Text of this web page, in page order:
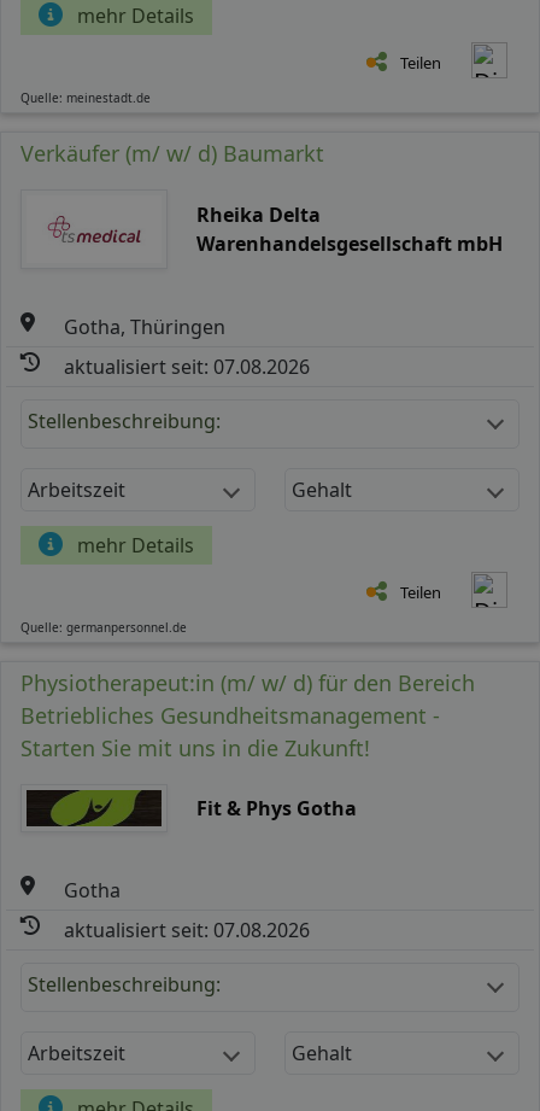
mehr Details
Teilen
Quelle: meinestadt.de
Verkäufer (m/ w/ d) Baumarkt
Rheika Delta
Warenhandelsgesellschaft mbH
Gotha, Thüringen
aktualisiert seit: 07.08.2026
Stellenbeschreibung:
Arbeitszeit Gehalt
mehr Details
Teilen
Quelle: germanpersonnel.de
Physiotherapeut:in (m/ w/ d) für den Bereich
Betriebliches Gesundheitsmanagement -
Starten Sie mit uns in die Zukunft!
Fit & Phys Gotha
Gotha
aktualisiert seit: 07.08.2026
Stellenbeschreibung:
Arbeitszeit Gehalt